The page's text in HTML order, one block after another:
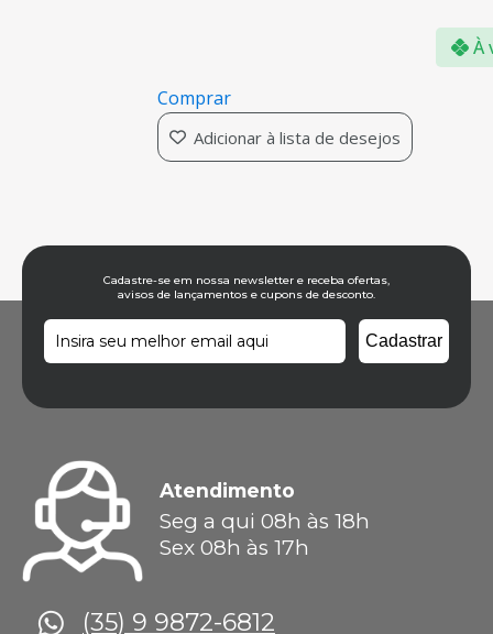
À
Comprar
Adicionar à lista de desejos
Cadastre-se em nossa newsletter e receba ofertas,
avisos de lançamentos e cupons de desconto.
Atendimento
Seg a qui 08h às 18h
Sex 08h às 17h
(35) 9 9872-6812